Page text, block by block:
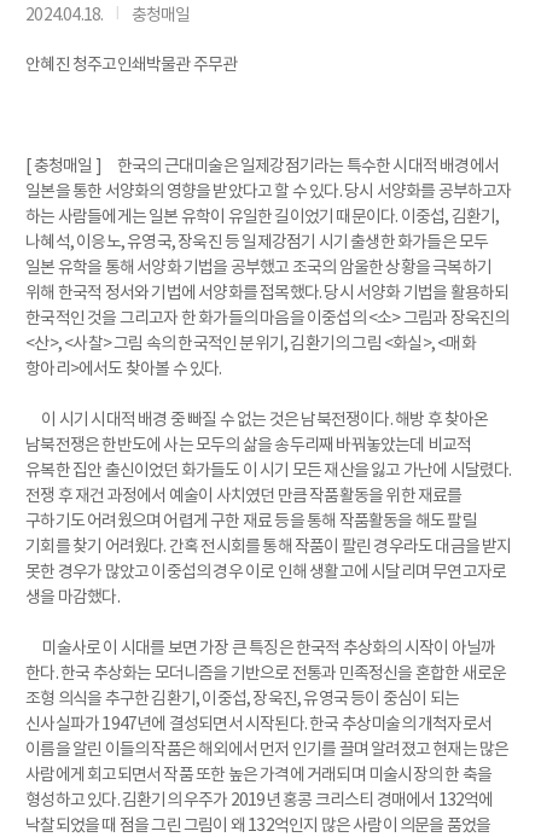
2024.04.18. 충청매일
안혜진 청주고인쇄박물관 주무관
[ 충청매일 ] 한국의 근대미술은 일제강점기라는 특수한 시대적 배경에서
일본을 통한 서양화의 영향을 받았다고 할 수 있다. 당시 서양화를 공부하고자
하는 사람들에게는 일본 유학이 유일한 길이었기 때문이다. 이중섭, 김환기,
나혜석, 이응노, 유영국, 장욱진 등 일제강점기 시기 출생한 화가들은 모두
일본 유학을 통해 서양화 기법을 공부했고 조국의 암울한 상황을 극복하기
위해 한국적 정서와 기법에 서양화를 접목했다. 당시 서양화 기법을 활용하되
한국적인 것을 그리고자 한 화가들의 마음을 이중섭의 <소> 그림과 장욱진의
<산>, <사찰> 그림 속의 한국적인 분위기, 김환기의 그림 <화실>, <매화
항아리>에서도 찾아볼 수 있다.
이 시기 시대적 배경 중 빠질 수 없는 것은 남북전쟁이다. 해방 후 찾아온
남북전쟁은 한반도에 사는 모두의 삶을 송두리째 바꿔놓았는데 비교적
유복한 집안 출신이었던 화가들도 이 시기 모든 재산을 잃고 가난에 시달렸다.
전쟁 후 재건 과정에서 예술이 사치였던 만큼 작품활동을 위한 재료를
구하기도 어려웠으며 어렵게 구한 재료 등을 통해 작품활동을 해도 팔릴
기회를 찾기 어려웠다. 간혹 전시회를 통해 작품이 팔린 경우라도 대금을 받지
못한 경우가 많았고 이중섭의 경우 이로 인해 생활고에 시달리며 무연고자로
생을 마감했다.
미술사로 이 시대를 보면 가장 큰 특징은 한국적 추상화의 시작이 아닐까
한다. 한국 추상화는 모더니즘을 기반으로 전통과 민족정신을 혼합한 새로운
조형 의식을 추구한 김환기, 이중섭, 장욱진, 유영국 등이 중심이 되는
신사실파가 1947년에 결성되면서 시작된다. 한국 추상미술의 개척자로서
이름을 알린 이들의 작품은 해외에서 먼저 인기를 끌며 알려졌고 현재는 많은
사람에게 회고되면서 작품 또한 높은 가격에 거래되며 미술시장의 한 축을
형성하고 있다. 김환기의 우주가 2019년 홍콩 크리스티 경매에서 132억에
낙찰되었을 때 점을 그린 그림이 왜 132억인지 많은 사람이 의문을 품었을